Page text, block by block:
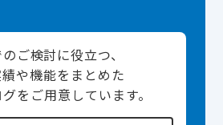
ご検討に役立つ、
や機能をまとめた
をご用意しています。